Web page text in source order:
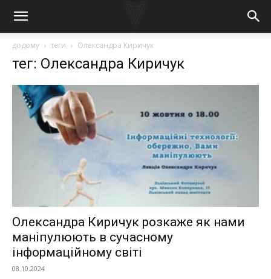
додому теги Олександра Киричук
тег: Олександра Киричук
Олександра Киричук розкаже як нами
маніпулюють в сучасному
інформаційному світі
08.10.2024